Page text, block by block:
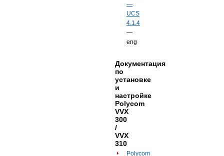
—
UCS
4.1.4
—
eng
Документация
по
установке
и
настройке
Polycom
VVX
300
/
VVX
310
Polycom